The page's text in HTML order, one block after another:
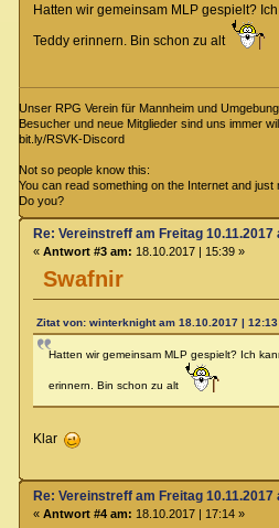
Hatten wir gemeinsam MLP gespielt?
Teddy erinnern. Bin schon zu alt
Unser RPG Verein für Mannheim und Umgebung.
Besucher und neue Mitglieder sind uns immer
bit.ly/RSVK-Discord
Not so people know this:
You can read something on the Internet and just
Do you?
Swafnir
Re: Vereinstreff am Freitag
« Antwort #3 am: 18.10.2017 | 15:39 »
Zitat von: winterknight am 18.10.2017 | 12:13
Hatten wir gemeinsam MLP gespielt? Ich
erinnern. Bin schon zu alt
Klar
Re: Vereinstreff am Freitag
« Antwort #4 am: 18.10.2017 | 17:14 »